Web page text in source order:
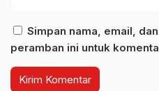
Simpan nama, email,
peramban ini untuk